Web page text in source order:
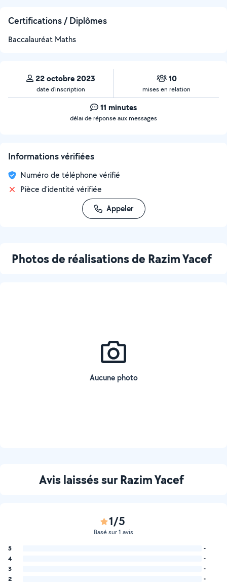
Certifications / Diplômes
Baccalauréat Maths
22 octobre 2023
date d’inscription
10
mises en relation
11 minutes
délai de réponse aux messages
Informations vérifiées
Numéro de téléphone vérifié
Pièce d'identité vérifiée
Appeler
Photos de réalisations de Razim Yacef
Aucune photo
Avis laissés sur Razim Yacef
1/5
Basé sur 1 avis
5
-
4
-
3
-
2
-